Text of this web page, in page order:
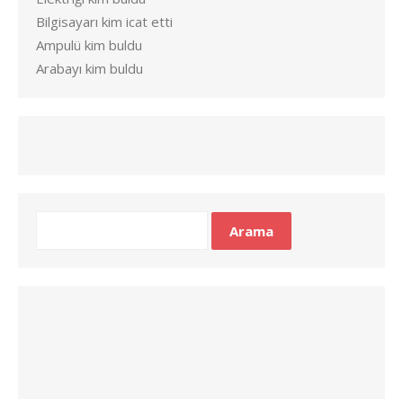
Bilgisayarı kim icat etti
Ampulü kim buldu
Arabayı kim buldu